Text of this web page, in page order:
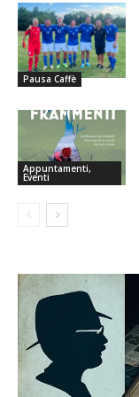
Pausa Caffè
Appuntamenti,
Eventi